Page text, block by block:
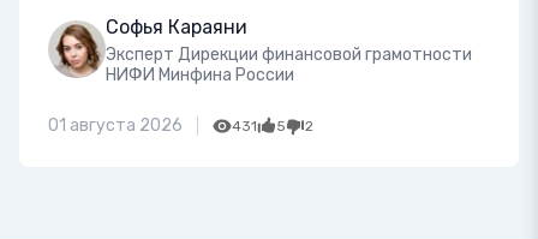
Софья Караяни
Эксперт Дирекции финансовой грамотности
НИФИ Минфина России
01 августа 2026 431 5 2